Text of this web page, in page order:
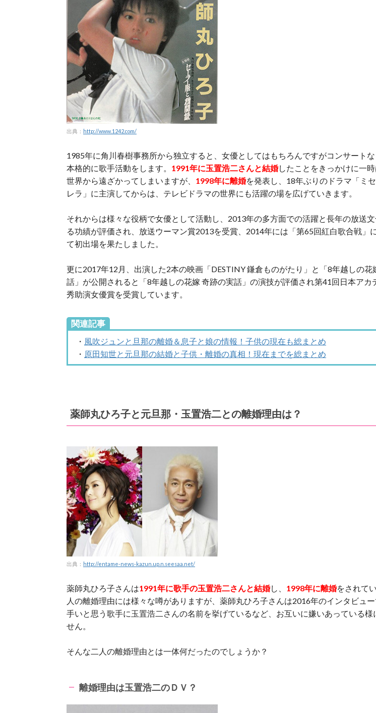
出典： http://www.1242.com/
1985年に角川春樹事務所から独立すると、女優としてはもちろんですがコンサートな
本格的に歌手活動をします。 1991年に玉置浩二さんと結婚したことをきっかけに一
世界から遠ざかってしまいますが、 1998年に離婚を発表し、18年ぶりのドラマ「ミ
レラ」に主演してからは、テレビドラマの世界にも活躍の場を広げていきます。
それからは様々な役柄で女優として活動し、2013年の多方面での活躍と長年の放送
る功績が評価され、放送ウーマン賞2013を受賞、2014年には「第65回紅白歌合戦」
て初出場を果たしました。
更に2017年12月、出演した2本の映画「DESTINY 鎌倉ものがたり」と「8年越しの花
話」が公開されると「8年越しの花嫁 奇跡の実話」の演技が評価され第41回日本アカ
秀助演女優賞を受賞しています。
関連記事
・ 風吹ジュンと旦那の離婚＆息子と娘の情報！子供の現在も総まとめ
・ 原田知世と元旦那の結婚と子供・離婚の真相！現在までを総まとめ
薬師丸ひろ子と元旦那・玉置浩二との離婚理由は？
出典： http://entame-news-kazun.up.n.seesaa.net/
薬師丸ひろ子さんは1991年に歌手の玉置浩二さんと結婚し、 1998年に離婚をされて
人の離婚理由には様々な噂がありますが、薬師丸ひろ子さんは2016年のインタビュ
手いと思う歌手に玉置浩二さんの名前を挙げているなど、お互いに嫌いあっている様
せん。
そんな二人の離婚理由とは一体何だったのでしょうか？
離婚理由は玉置浩二のＤＶ？